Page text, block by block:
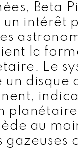
Beta
un intérêt
la
Le
un disque
planétaire
au
gazeuses